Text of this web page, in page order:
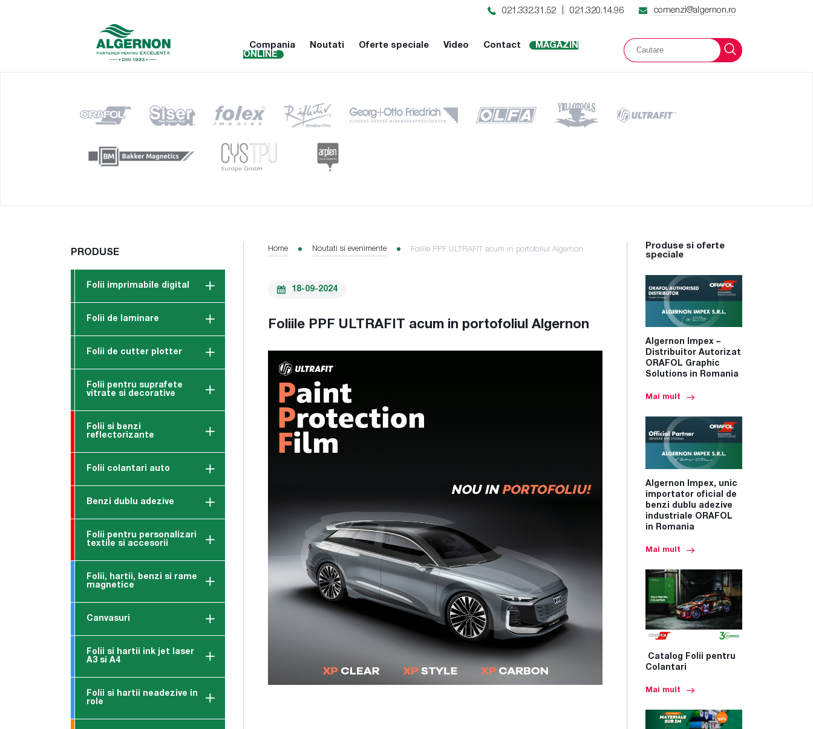
021.332.31.52 021.320.14.96 comenzi@algernon.ro
Compania Noutati Oferte speciale Video Contact
MAGAZIN
ONLINE
PRODUSE
Folii imprimabile digital
Folii de laminare
Folii de cutter plotter
Folii pentru suprafete
vitrate si decorative
Folii si benzi
reflectorizante
Folii colantari auto
Benzi dublu adezive
Folii pentru personalizari
textile si accesorii
Folii, hartii, benzi si rame
magnetice
Canvasuri
Folii si hartii ink jet laser
A3 si A4
Folii si hartii neadezive in
role
Home Noutati si evenimente Foliile PPF ULTRAFIT acum in portofoliul Algernon
18-09-2024
Foliile PPF ULTRAFIT acum in portofoliul Algernon
Produse si oferte
speciale
Algernon Impex –
Distribuitor Autorizat
ORAFOL Graphic
Solutions in Romania
Mai mult
Algernon Impex, unic
importator oficial de
benzi dublu adezive
industriale ORAFOL
in Romania
Mai mult
Catalog Folii pentru
Colantari
Mai mult